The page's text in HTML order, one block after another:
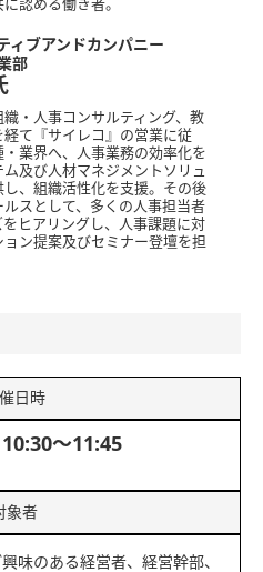
認める働き者。
ィブアンドカンパニー
部
・人事コンサルティング、教
経て『サイレコ』の営業に従
業界へ、人事業務の効率化を
及び人材マネジメントソリュ
し、組織活性化を支援。その後
ルスとして、多くの人事担当者
をヒアリングし、人事課題に対
ョン提案及びセミナー登壇を担
日時
～11:45
象者
味のある経営者、経営幹部、